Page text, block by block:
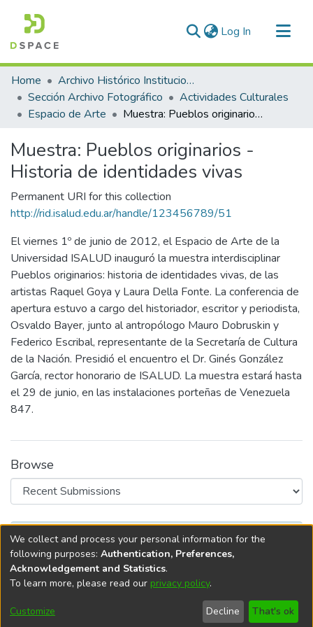
Log In (current)
Communities & Collections
All of DSpace
Statistics
Home
Archivo Histórico Institucional
Sección Archivo Fotográfico
Actividades Culturales
Espacio de Arte
Muestra: Pueblos originarios - Historia de identidades vivas
Muestra: Pueblos originarios -
Historia de identidades vivas
Permanent URI for this collection
http://rid.isalud.edu.ar/handle/123456789/51
El viernes 1º de junio de 2012, el Espacio de Arte de la
Universidad ISALUD inauguró la muestra interdisciplinar
Pueblos originarios: historia de identidades vivas, de las
artistas Raquel Goya y Laura Della Fonte. La conferencia de
apertura estuvo a cargo del historiador, escritor y periodista,
Osvaldo Bayer, junto al antropólogo Mauro Dobruskin y
Federico Escribal, representante de la Secretaría de Cultura
de la Nación. Presidió el encuentro el Dr. Ginés González
García, rector honorario de ISALUD. La muestra estará hasta
el 29 de junio, en las instalaciones porteñas de Venezuela
847.
Browse
Recent Submissions
No items to show
DSpace softwarecopyright © 2002-2026
Cookie
End User
Agreement
Send
Feedback
We collect and process your personal information for the
following purposes: Authentication, Preferences,
Acknowledgement and Statistics.
To learn more, please read our privacy policy.
Customize Decline That's ok